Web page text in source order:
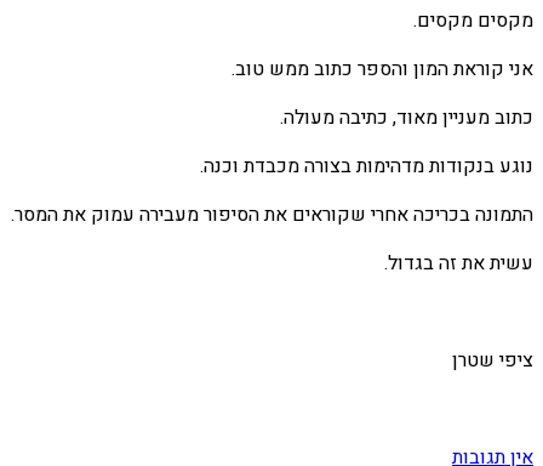
מקסים מקסים.
אני קוראת המון והספר כתוב ממש טוב.
כתוב מעניין מאוד, כתיבה מעולה.
נוגע בנקודות מדהימות בצורה מכבדת וכנה.
התמונה בכריכה אחרי שקוראים את הסיפור מעבירה עמוק את המסר.
עשית את זה בגדול.
ציפי שטרן
אין תגובות